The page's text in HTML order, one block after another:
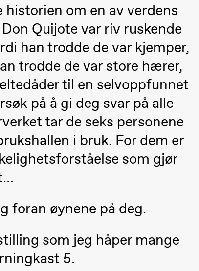
teater)
Box teater)
om en av verdens
Quijote var riv ruskende
han trodde de var kjemper,
trodde de var store hærer,
til en selvoppfunnet
på å gi deg svar på alle
tar de seks personene
i bruk. For dem er
som gjør
foran øynene på deg.
som jeg håper mange
5.